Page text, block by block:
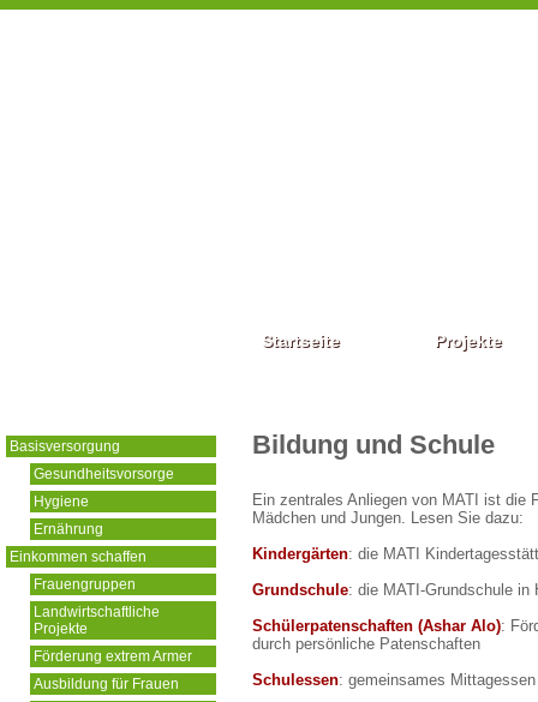
Startseite Projekte
Basisversorgung
Gesundheitsvorsorge
Hygiene
Ernährung
Einkommen schaffen
Frauengruppen
Landwirtschaftliche
Projekte
Förderung extrem Armer
Ausbildung für Frauen
Bildung und Schule
Ein zentrales Anliegen von MATI ist die
Mädchen und Jungen. Lesen Sie dazu:
Kindergärten: die MATI
Grundschule: die MATI-Grundschule in
Schülerpatenschaften (Ashar Alo):
durch persönliche Patenschaften
Schulessen: gemeinsames